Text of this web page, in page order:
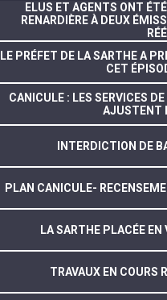
ELUS ET AGENTS ONT
RENARDIÈRE À DEUX
LE PRÉFET DE LA SARTHE A
CET
CANICULE : LES SERVICES
AJUSTENT
INTERDICTION DE
PLAN CANICULE-
LA SARTHE PLACÉE
TRAVAUX EN COURS